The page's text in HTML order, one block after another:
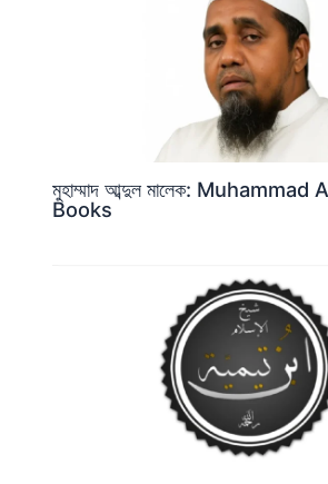
মুহাম্মাদ আব্দুল মালেক:
Books